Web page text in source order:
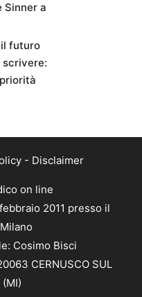
Sinner a
il futuro
- Disclaimer
on line
2011 presso il
Cosimo Bisci
CERNUSCO SUL
(MI)